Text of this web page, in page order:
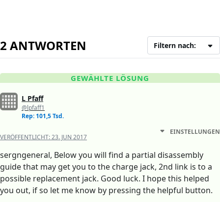
2 ANTWORTEN Filtern nach:
GEWÄHLTE LÖSUNG
L Pfaff
@lpfaff1
Rep: 101,5 Tsd.
VERÖFFENTLICHT:23. JUN 2017
EINSTELLUNGEN
sergngeneral, Below you will find a partial disassembly
guide that may get you to the charge jack, 2nd link is to a
possible replacement jack. Good luck. I hope this helped
you out, if so let me know by pressing the helpful button.